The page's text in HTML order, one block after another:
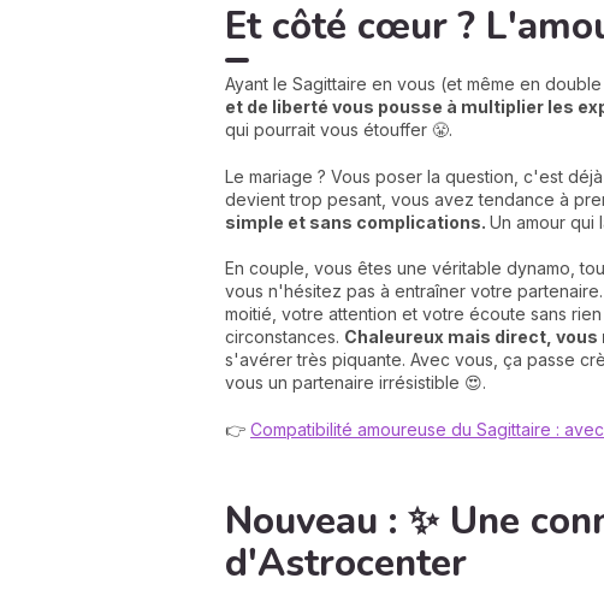
Et côté cœur ?
Ayant le Sagittaire en vous (et même en
et de liberté vous pousse à multiplier les
qui pourrait vous étouffer 😤.
Le mariage ? Vous poser la question, c'est
devient trop pesant, vous avez tendance à
simple et sans complications. Un amour qui
En couple, vous êtes une véritable dynamo,
vous n'hésitez pas à entraîner votre
moitié, votre attention et votre écoute sans
circonstances. Chaleureux mais direct, vous
s'avérer très piquante. Avec vous, ça passe
vous un partenaire irrésistible 😍.
👉 Compatibilité amoureuse du Sagittaire :
Nouveau : ✨ Une
d'Astrocenter